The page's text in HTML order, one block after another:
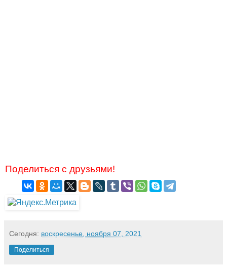
Поделиться с друзьями!
Сегодня: воскресенье, ноября 07, 2021
Поделиться